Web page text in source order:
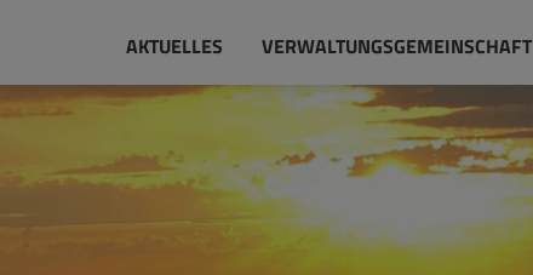
AKTUELLES VERWALTUNGSGEMEINSCHAFT